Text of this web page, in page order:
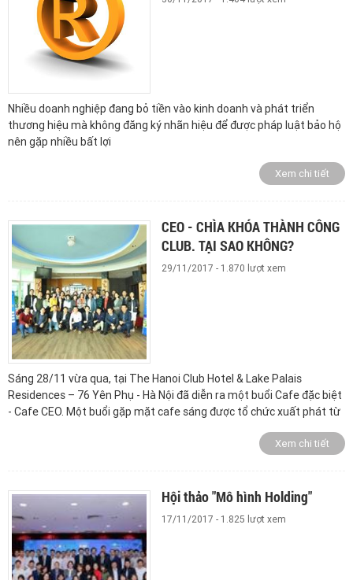
Nhiều doanh nghiệp đang bỏ tiền vào kinh doanh và phát triển
thương hiệu mà không đăng ký nhãn hiệu để được pháp luật bảo hộ
nên gặp nhiều bất lợi
Xem chi tiết
CEO - CHÌA KHÓA THÀNH CÔNG
CLUB. TẠI SAO KHÔNG?
29/11/2017 - 1.870 lượt xem
Sáng 28/11 vừa qua, tại The Hanoi Club Hotel & Lake Palais
Residences – 76 Yên Phụ - Hà Nội đã diễn ra một buổi Cafe đặc biệt
- Cafe CEO. Một buổi gặp mặt cafe sáng được tổ chức xuất phát từ
từng tham gia chương trình CEO - CKTC suốt 12 năm qua.Xem chi tiết
Hội thảo "Mô hình Holding"
17/11/2017 - 1.825 lượt xem